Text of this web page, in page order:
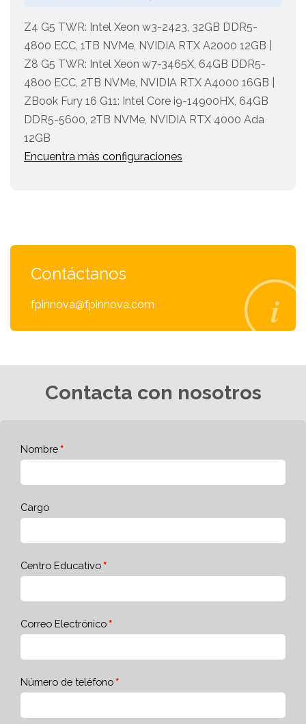
Z4 G5 TWR: Intel Xeon w3-2423, 32GB DDR5-
4800 ECC, 1TB NVMe, NVIDIA RTX A2000 12GB |
Z8 G5 TWR: Intel Xeon w7-3465X, 64GB DDR5-
4800 ECC, 2TB NVMe, NVIDIA RTX A4000 16GB |
ZBook Fury 16 G11: Intel Core i9-14900HX, 64GB
DDR5-5600, 2TB NVMe, NVIDIA RTX 4000 Ada
12GB
Encuentra más configuraciones
Contáctanos
fpinnova@fpinnova.com
Contacta con nosotros
Nombre
Cargo
Centro Educativo
Correo Electrónico
Número de teléfono